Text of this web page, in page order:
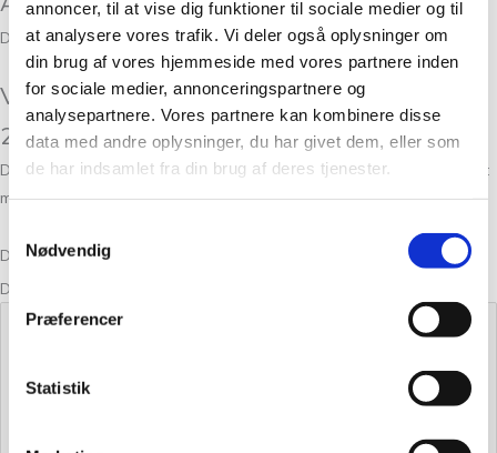
annoncer, til at vise dig funktioner til sociale medier og til
at analysere vores trafik. Vi deler også oplysninger om
din brug af vores hjemmeside med vores partnere inden
for sociale medier, annonceringspartnere og
analysepartnere. Vores partnere kan kombinere disse
data med andre oplysninger, du har givet dem, eller som
de har indsamlet fra din brug af deres tjenester.
Nødvendig
Præferencer
Statistik
Der er endnu ikke nogle anmeldelser.
Vær den første til at anmelde “Sock Dahlia
253”
Din e-mailadresse vil ikke blive publiceret. Krævede felter er markeret
med*
Din bedømmelse
Din anmeldelse